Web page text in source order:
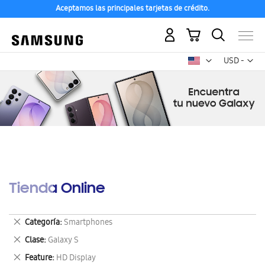
Aceptamos las principales tarjetas de crédito.
USD -
dólar
Mi carrito
Tienda Online
Categoría Smartphones
Eliminar
este
artículo
Clase Galaxy S
Eliminar
este
Feature HD Display
Eliminar